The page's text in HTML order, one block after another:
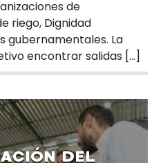
de
riego, Dignidad
gubernamentales. La
encontrar salidas […]
DEL